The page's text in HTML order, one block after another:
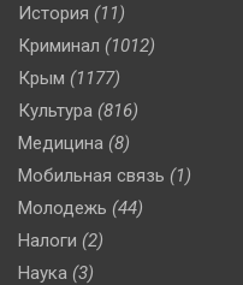
История (11)
Криминал (1012)
Крым (1177)
Культура (816)
Медицина (8)
Мобильная связь (1)
Молодежь (44)
Налоги (2)
Наука (3)